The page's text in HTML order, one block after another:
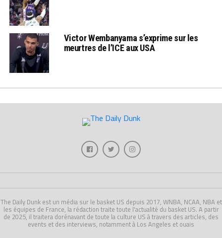
Victor Wembanyama s’exprime sur les
meurtres de l’ICE aux USA
The Daily Dunk est un média sur le basket US depuis 2017, WNBA, NCAA, NBA et
les équipes de France, la rédaction traite toute l'actualité du basket US. A partir
de 2025, il traitera dorénavant de toute la culture US à travers des articles, des
events et des interviews, notamment à Los Angeles et ouais